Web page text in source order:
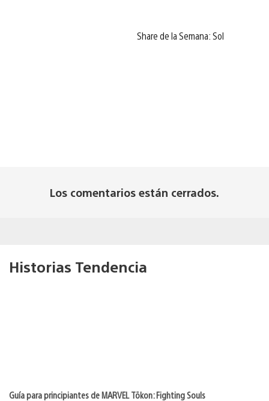
Share de la Semana: Sol
Los comentarios están cerrados.
Historias Tendencia
Guía para principiantes de MARVEL Tōkon: Fighting Souls